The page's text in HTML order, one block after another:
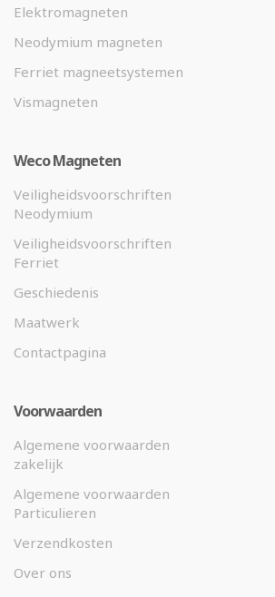
Elektromagneten
Neodymium magneten
Ferriet magneetsystemen
Vismagneten
Weco Magneten
Veiligheidsvoorschriften
Neodymium
Veiligheidsvoorschriften
Ferriet
Geschiedenis
Maatwerk
Contactpagina
Voorwaarden
Algemene voorwaarden
zakelijk
Algemene voorwaarden
Particulieren
Verzendkosten
Over ons